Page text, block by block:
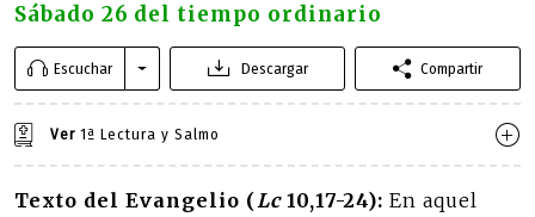
Sábado 26 del tiempo ordinario
Escuchar Descargar Compartir
Ver 1ª Lectura y Salmo
Texto del Evangelio (Lc10,17-24): En aquel